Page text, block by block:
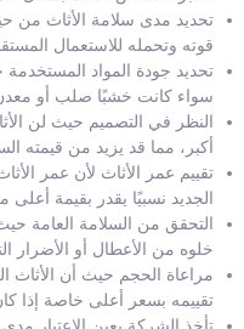
تحديد مدى سلامة الأثاث من
قوته وتحمله للاستعمال
تحديد جودة المواد المستخدمة
سواء كانت خشبًا صلب أو
النظر في التصميم حيث لن
أكبر، مما قد يزيد من قيمته
تقييم عمر الأثاث لأن عمر
الجديد نسبيًا يقدر بقيمة أعلى
التحقق من السلامة العامة
خلوه من الأعطال أو الأضرار
مراعاة الحجم حيث أن الأثاث
تقييمه بسعر أعلى خاصة إذا